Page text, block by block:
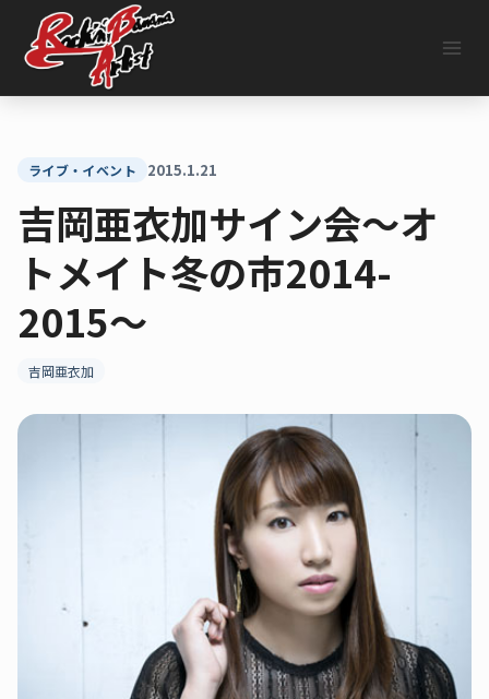
キ
ライブ・イベント 2015.1.21
吉岡亜衣加サイン会〜オ
トメイト冬の市2014-
2015〜
吉岡亜衣加